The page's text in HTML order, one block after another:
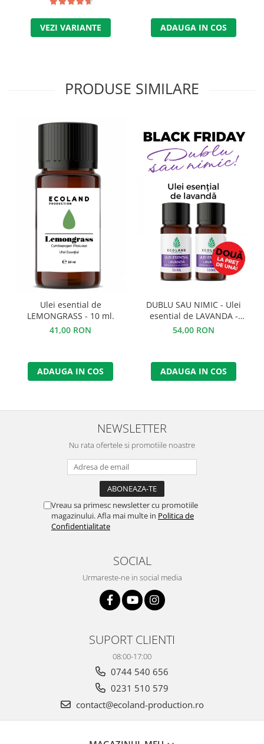
VEZI VARIANTE ADAUGA IN COS
PRODUSE SIMILARE
Ulei esential de
LEMONGRASS - 10 ml.
41,00 RON
ADAUGA IN COS
DUBLU SAU NIMIC - Ulei
esential de LAVANDA -
BLACK FRIDAY
54,00 RON
ADAUGA IN COS
NEWSLETTER
Nu rata ofertele si promotiile noastre
Vreau sa primesc newsletter cu promotiile
magazinului. Afla mai multe in Politica de
Confidentialitate
SOCIAL
Urmareste-ne in social media
SUPORT CLIENTI
08:00-17:00
0744 540 656
0231 510 579
contact@ecoland-production.ro